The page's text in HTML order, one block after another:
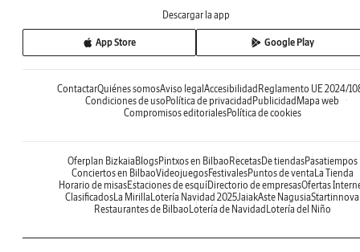
Descargar la app
App Store Google Play
ContactarQuiénes somosAviso legal Accesibilidad Reglamento UE 2024/
Condiciones de uso Política de privacidad Publicidad Mapa web
Compromisos editorialesPolítica de cookies
Oferplan Bizkaia BlogsPintxos en Bilbao RecetasDe tiendasPasatiempos
Conciertos en BilbaoVideojuegosFestivalesPuntos de venta La Tienda
Horario de misasEstaciones de esquíDirectorio de empresasOfertas
Clasificados La Mirilla Lotería Navidad 2025JaiakAste NagusiaStartinnova
Restaurantes de Bilbao Lotería de Navidad Lotería del Niño